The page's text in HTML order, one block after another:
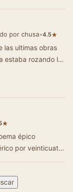
por chusa•4.5★
las ultimas obras
estaba rozando la
★
épico
por veinticuatro